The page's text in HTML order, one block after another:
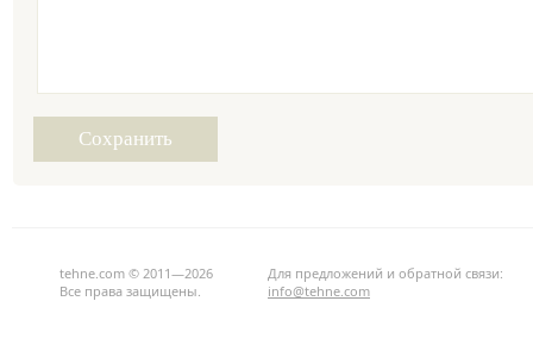
tehne.com © 2011—2026
Все права защищены.
Для предложений и обратной связи:
info@tehne.com